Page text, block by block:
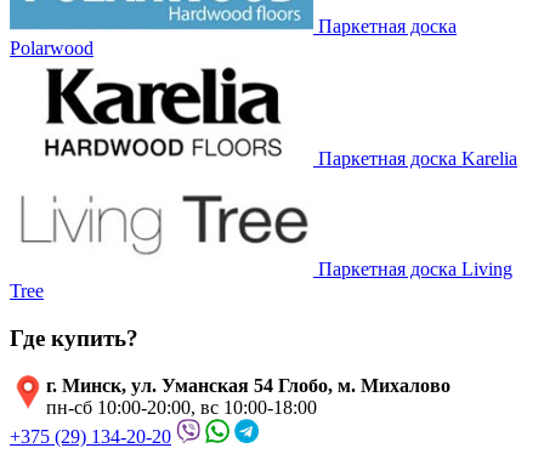
Паркетная доска
Polarwood
Паркетная доска Karelia
Паркетная доска Living
Tree
Где купить?
г. Минск, ул. Уманская 54 Глобо, м. Михалово
пн-сб 10:00-20:00, вс 10:00-18:00
+375 (29) 134-20-20